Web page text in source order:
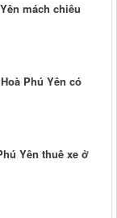
mách chiêu
Phú Yên có
Yên thuê xe ở